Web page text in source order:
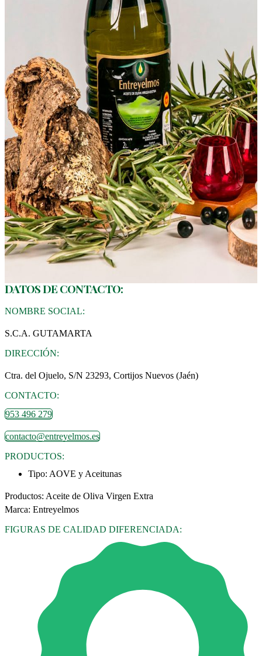
DATOS DE CONTACTO:
NOMBRE SOCIAL:
S.C.A. GUTAMARTA
DIRECCIÓN:
Ctra. del Ojuelo, S/N 23293, Cortijos Nuevos (Jaén)
CONTACTO:
953 496 279
contacto@entreyelmos.es
PRODUCTOS:
Tipo: AOVE y Aceitunas
Productos: Aceite de Oliva Virgen Extra
Marca: Entreyelmos
FIGURAS DE CALIDAD DIFERENCIADA: